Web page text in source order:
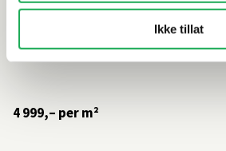
Ikke tillat
4 999,– per m²